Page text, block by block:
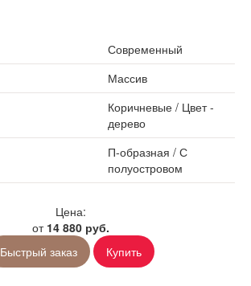
Современный
Массив
Коричневые/ Цвет -
дерево
П-образная / С
полуостровом
Цена:
от 14 880 руб.
Быстрый заказ
Купить